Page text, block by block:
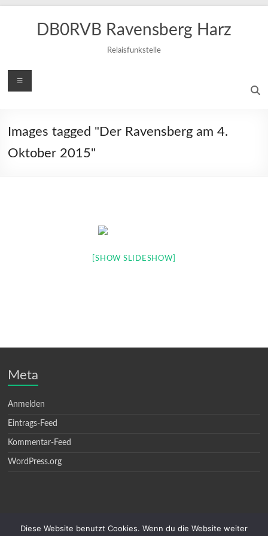
DB0RVB Ravensberg Harz
Relaisfunkstelle
Menü
Images tagged "Der Ravensberg am 4.
Oktober 2015"
[SHOW SLIDESHOW]
Meta
Anmelden
Eintrags-Feed
Kommentar-Feed
WordPress.org
Diese Website benutzt Cookies. Wenn du die Website weiter